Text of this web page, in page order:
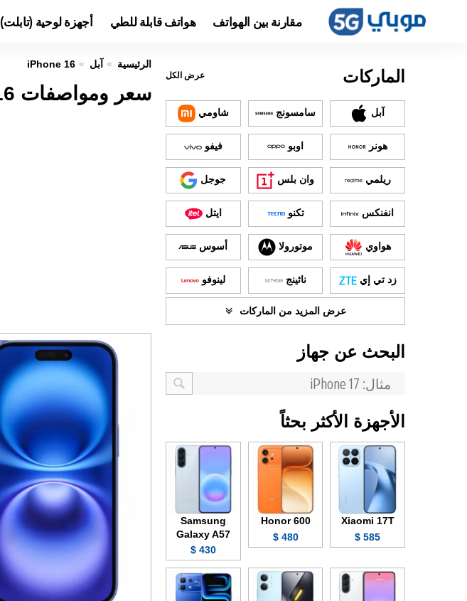
مقارنة بين الهواتف هواتف قابلة للطي أجهزة لوحية (تابلت)
الرئيسية آبل iPhone 16
سعر ومواصفات iPhone 16 عيوب ومميزات ايفون 16
الماركات عرض الكل
آبل سامسونج شاومي
هونر اوبو فيفو
ريلمي وان بلس جوجل
انفنكس تكنو ايتل
هواوي موتورولا أسوس
زد تي إي ناثينج لينوفو
عرض المزيد من الماركات
البحث عن جهاز
الأجهزة الأكثر بحثاً
Xiaomi 17T
585 $
Honor 600
480 $
Samsung
Galaxy A57
430 $